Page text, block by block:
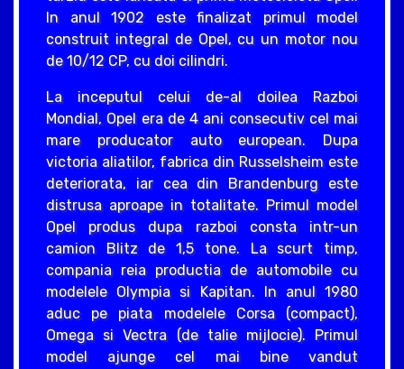
In anul 1902 este finalizat primul model
construit integral de Opel, cu un motor nou
de 10/12 CP, cu doi cilindri.
La inceputul celui de-al doilea Razboi
Mondial, Opel era de 4 ani consecutiv cel mai
mare producator auto european. Dupa
victoria aliatilor, fabrica din Russelsheim este
deteriorata, iar cea din Brandenburg este
distrusa aproape in totalitate. Primul model
Opel produs dupa razboi consta intr-un
camion Blitz de 1,5 tone. La scurt timp,
compania reia productia de automobile cu
modelele Olympia si Kapitan. In anul 1980
aduc pe piata modelele Corsa (compact),
Omega si Vectra (de talie mijlocie). Primul
model ajunge cel mai bine vandut